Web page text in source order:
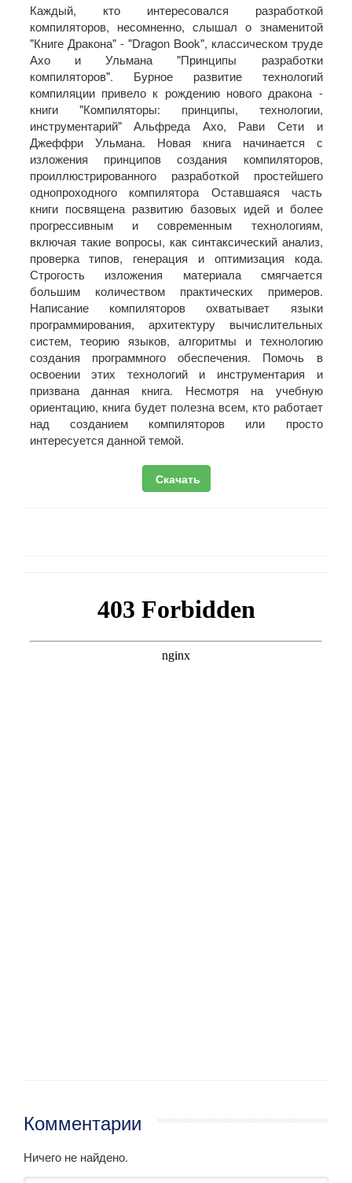
Каждый, кто интересовался разработкой
компиляторов, несомненно, слышал о знаменитой
"Книге Дракона" - "Dragon Book", классическом труде
Ахо и Ульмана "Принципы разработки
компиляторов". Бурное развитие технологий
компиляции привело к рождению нового дракона -
книги "Компиляторы: принципы, технологии,
инструментарий" Альфреда Ахо, Рави Сети и
Джеффри Ульмана. Новая книга начинается с
изложения принципов создания компиляторов,
проиллюстрированного разработкой простейшего
однопроходного компилятора Оставшаяся часть
книги посвящена развитию базовых идей и более
прогрессивным и современным технологиям,
включая такие вопросы, как синтаксический анализ,
проверка типов, генерация и оптимизация кода.
Строгость изложения материала смягчается
большим количеством практических примеров.
Написание компиляторов охватывает языки
программирования, архитектуру вычислительных
систем, теорию языков, алгоритмы и технологию
создания программного обеспечения. Помочь в
освоении этих технологий и инструментария и
призвана данная книга. Несмотря на учебную
ориентацию, книга будет полезна всем, кто работает
над созданием компиляторов или просто
интересуется данной темой.
Скачать
Комментарии
Ничего не найдено.